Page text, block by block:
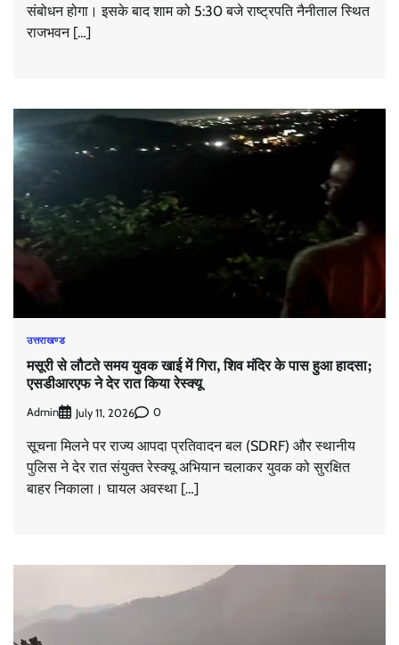
संबोधन होगा। इसके बाद शाम को 5:30 बजे राष्ट्रपति नैनीताल स्थित
राजभवन […]
उत्तराखण्ड
मसूरी से लौटते समय युवक खाई में गिरा, शिव मंदिर के पास हुआ हादसा;
एसडीआरएफ ने देर रात किया रेस्क्यू
Admin July 11, 2026 0
सूचना मिलने पर राज्य आपदा प्रतिवादन बल (SDRF) और स्थानीय
पुलिस ने देर रात संयुक्त रेस्क्यू अभियान चलाकर युवक को सुरक्षित
बाहर निकाला। घायल अवस्था […]